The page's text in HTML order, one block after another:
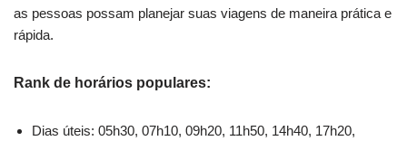
as pessoas possam planejar suas viagens de maneira prática e
rápida.
Rank de horários populares:
Dias úteis: 05h30, 07h10, 09h20, 11h50, 14h40, 17h20,